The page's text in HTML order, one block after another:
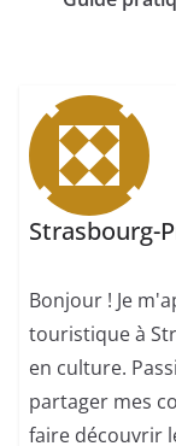
Strasbourg-
Bonjour ! Je
touristique à
en culture.
partager mes
faire découvrir